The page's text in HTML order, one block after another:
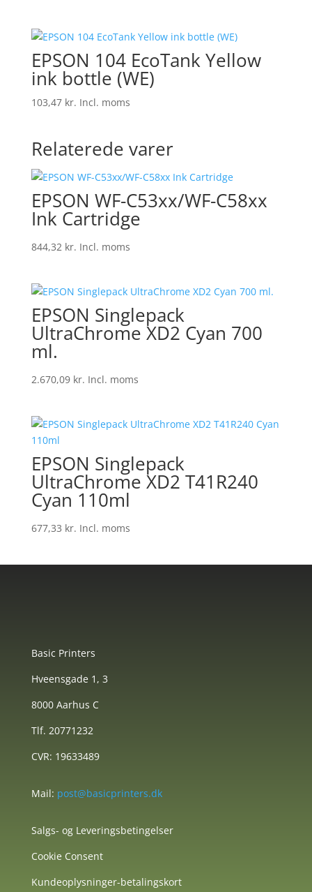
EPSON 104 EcoTank Yellow
ink bottle (WE)
103,47 kr. Incl. moms
Relaterede varer
EPSON WF-C53xx/WF-C58xx
Ink Cartridge
844,32 kr. Incl. moms
EPSON Singlepack
UltraChrome XD2 Cyan 700
ml.
2.670,09 kr. Incl. moms
EPSON Singlepack
UltraChrome XD2 T41R240
Cyan 110ml
677,33 kr. Incl. moms
Basic Printers
Hveensgade 1, 3
8000 Aarhus C
Tlf. 20771232
CVR: 19633489
Mail: post@basicprinters.dk
Salgs- og Leveringsbetingelser
Cookie Consent
Kundeoplysninger-betalingskort